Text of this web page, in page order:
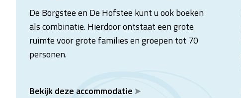
De Borgstee en De Hofstee kunt u ook boeken
als combinatie. Hierdoor ontstaat een grote
ruimte voor grote families en groepen tot 70
personen.
Bekijk deze accommodatie